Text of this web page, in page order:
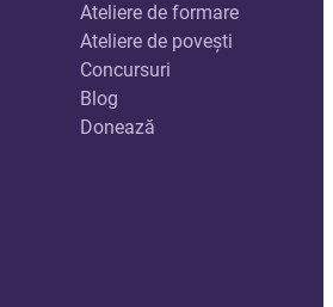
Ateliere de formare
Ateliere de povești
Concursuri
Blog
Donează